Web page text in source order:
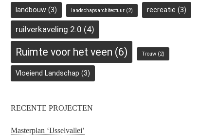
landbouw (3) landschapsarchitectuur (2) recreatie (3)
ruilverkaveling 2.0 (4)
Ruimte voor het veen (6) Trouw (2)
Vloeiend Landschap (3)
RECENTE PROJECTEN
Masterplan ‘IJsselvallei’